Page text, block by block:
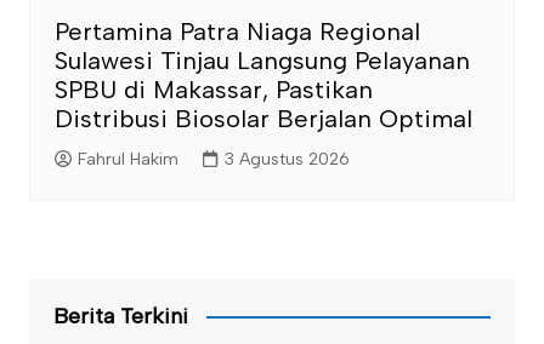
Pertamina Patra Niaga Regional
Sulawesi Tinjau Langsung Pelayanan
SPBU di Makassar, Pastikan
Distribusi Biosolar Berjalan Optimal
Fahrul Hakim 3 Agustus 2026
Berita Terkini